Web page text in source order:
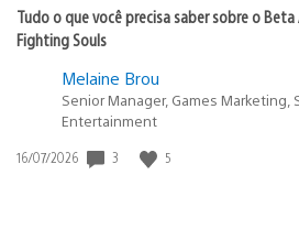
Tudo o que você precisa saber sobre o Beta
Fighting Souls
Melaine Brou
Senior Manager, Games Marketing,
Entertainment
Data
16/07/2026 3 5